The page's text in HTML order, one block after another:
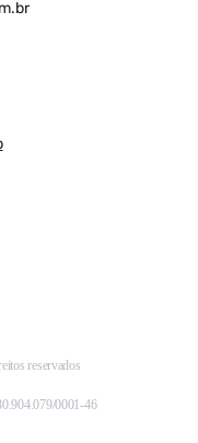
reservados
0001-46